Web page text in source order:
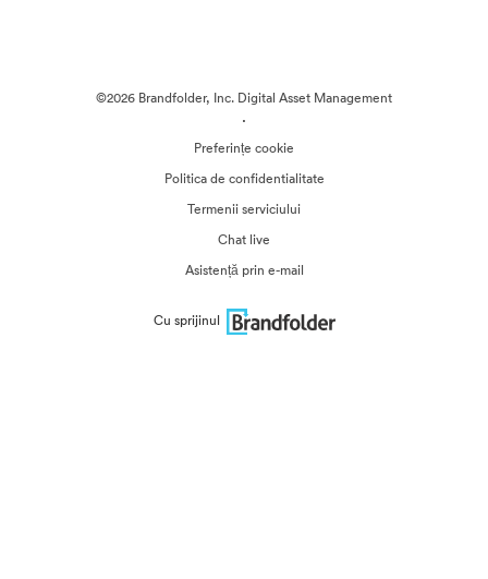
©2026 Brandfolder, Inc. Digital Asset Management
·
Preferințe cookie
Politica de confidentialitate
Termenii serviciului
Chat live
Asistență prin e-mail
Cu sprijinul